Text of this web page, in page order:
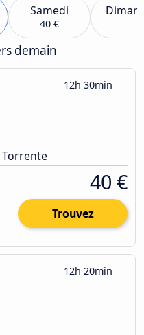
Samedi
40 €
demain
12h 30min
Torrente
40 €
Trouvez
12h 20min